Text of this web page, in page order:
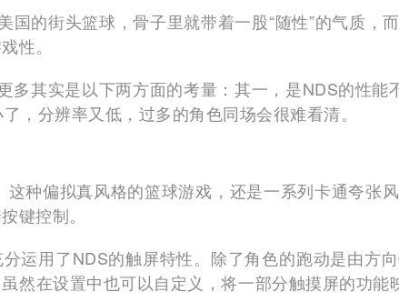
国的街头篮球，骨子里就带着一股“随性”的气质
性。
多其实是以下两方面的考量：其一，是NDS的性
，分辨率又低，过多的角色同场会很难看清。
种偏拟真风格的篮球游戏，还是一系列卡通夸张
键控制。
运用了NDS的触屏特性。除了角色的跑动是由方
然在设置中也可以自定义，将一部分触摸屏的功